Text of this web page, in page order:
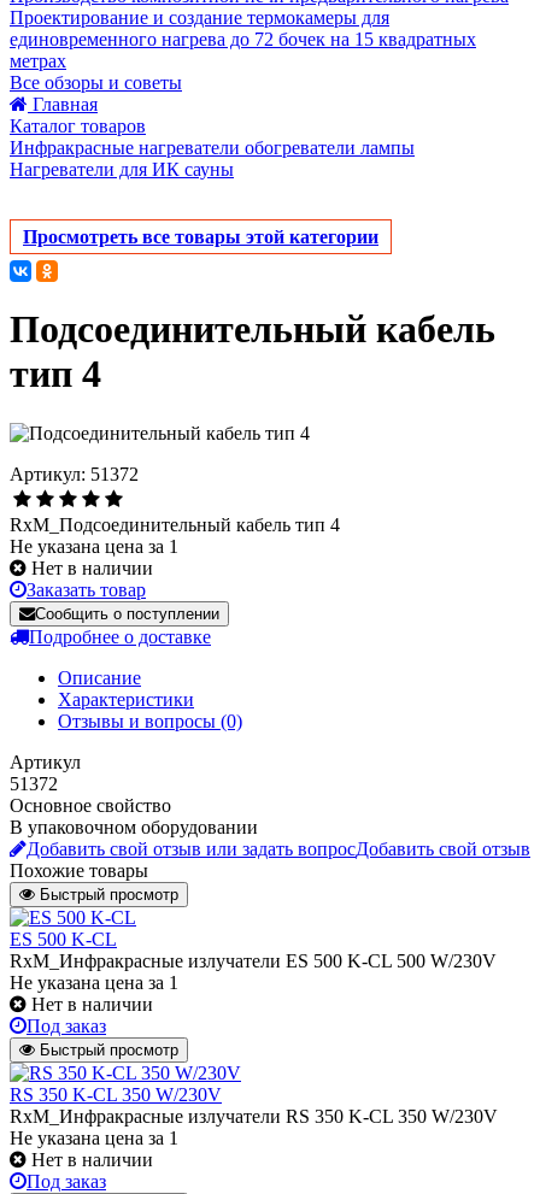
Проектирование и создание термокамеры для
единовременного нагрева до 72 бочек на 15 квадратных
метрах
Все обзоры и советы
Главная
Каталог товаров
Инфракрасные нагреватели обогреватели лампы
Нагреватели для ИК сауны
Просмотреть все товары этой категории
Подсоединительный кабель
тип 4
Артикул: 51372
RxM_Подсоединительный кабель тип 4
Не указана цена за 1
Нет в наличии
Заказать товар
Сообщить о поступлении
Подробнее о доставке
Описание
Характеристики
Отзывы и вопросы (0)
Артикул
51372
Основное свойство
В упаковочном оборудовании
Добавить свой отзыв или задать вопросДобавить свой отзыв
Похожие товары
Быстрый просмотр
ES 500 K-CL
RxM_Инфракрасные излучатели ES 500 K-CL 500 W/230V
Не указана цена за 1
Нет в наличии
Под заказ
Быстрый просмотр
RS 350 K-CL 350 W/230V
RxM_Инфракрасные излучатели RS 350 K-CL 350 W/230V
Не указана цена за 1
Нет в наличии
Под заказ